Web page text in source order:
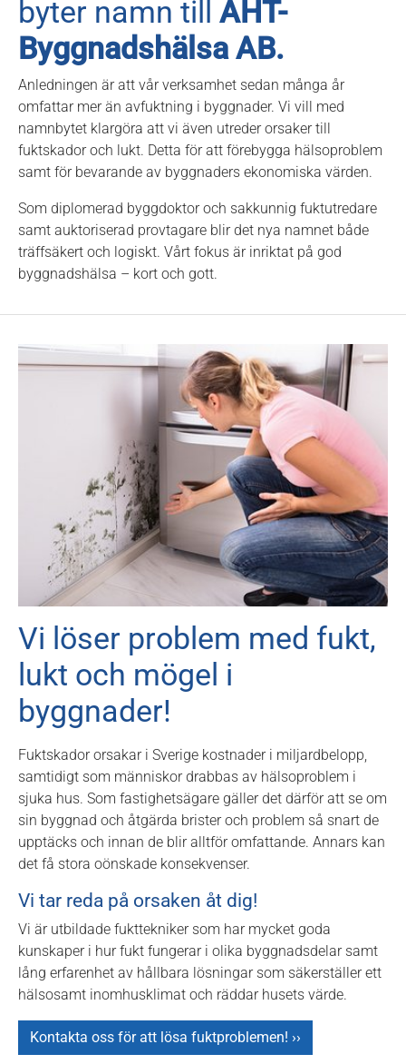
byter namn till
AHT-
Byggnadshälsa AB.
Anledningen är att vår verksamhet sedan många år
omfattar mer än avfuktning i byggnader. Vi vill med
namnbytet klargöra att vi även utreder orsaker till
fuktskador och lukt. Detta för att förebygga hälsoproblem
samt för bevarande av byggnaders ekonomiska värden.
Som diplomerad byggdoktor och sakkunnig fuktutredare
samt auktoriserad provtagare blir det nya namnet både
träffsäkert och logiskt. Vårt fokus är inriktat på god
byggnadshälsa – kort och gott.
Vi löser problem med fukt,
lukt och mögel i
byggnader!
Fuktskador orsakar i Sverige kostnader i miljardbelopp,
samtidigt som människor drabbas av hälsoproblem i
sjuka hus. Som fastighetsägare gäller det därför att se om
sin byggnad och åtgärda brister och problem så snart de
upptäcks och innan de blir alltför omfattande. Annars kan
det få stora oönskade konsekvenser.
Vi tar reda på orsaken åt dig!
Vi är utbildade fukttekniker som har mycket goda
kunskaper i hur fukt fungerar i olika byggnadsdelar samt
lång erfarenhet av hållbara lösningar som säkerställer ett
hälsosamt inomhusklimat och räddar husets värde.
Kontakta oss för att lösa fuktproblemen! ››